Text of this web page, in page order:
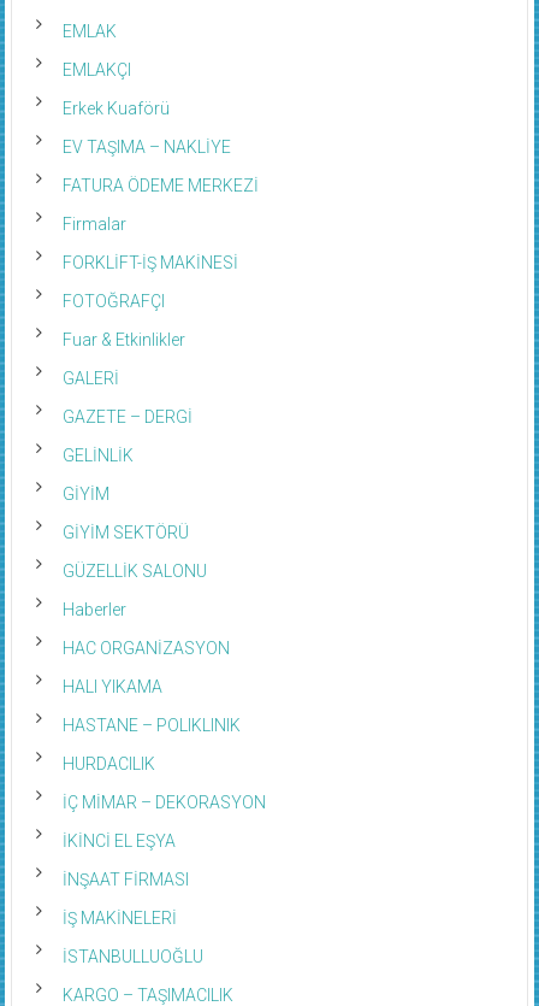
EMLAK
EMLAKÇI
Erkek Kuaförü
EV TAŞIMA – NAKLİYE
FATURA ÖDEME MERKEZİ
Firmalar
FORKLİFT-İŞ MAKİNESİ
FOTOĞRAFÇI
Fuar & Etkinlikler
GALERİ
GAZETE – DERGİ
GELİNLİK
GİYİM
GİYİM SEKTÖRÜ
GÜZELLİK SALONU
Haberler
HAC ORGANİZASYON
HALI YIKAMA
HASTANE – POLIKLINIK
HURDACILIK
İÇ MİMAR – DEKORASYON
İKİNCİ EL EŞYA
İNŞAAT FİRMASI
İŞ MAKİNELERİ
İSTANBULLUOĞLU
KARGO – TAŞIMACILIK